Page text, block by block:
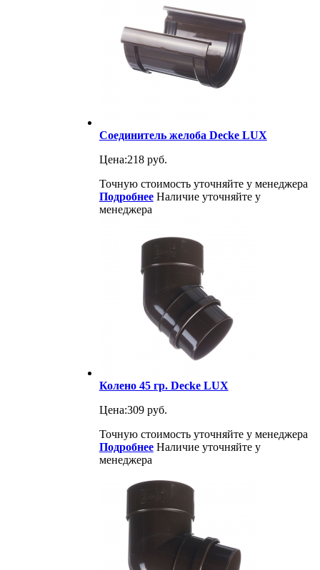
Соединитель желоба Decke LUX
Цена:218 руб.
Точную стоимость уточняйте у менеджера
Подробнее Наличие уточняйте у
менеджера
Колено 45 гр. Decke LUX
Цена:309 руб.
Точную стоимость уточняйте у менеджера
Подробнее Наличие уточняйте у
менеджера